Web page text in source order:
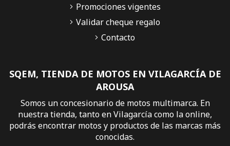
SQEM, TIENDA DE MOTOS EN VILAGARCÍA DE
AROUSA
Somos un concesionario de motos multimarca. En
nuestra tienda, tanto en Vilagarcía como la online,
podrás encontrar motos y productos de las marcas más
conocidas.
Promociones vigentes
Validar cheque regalo
Contacto